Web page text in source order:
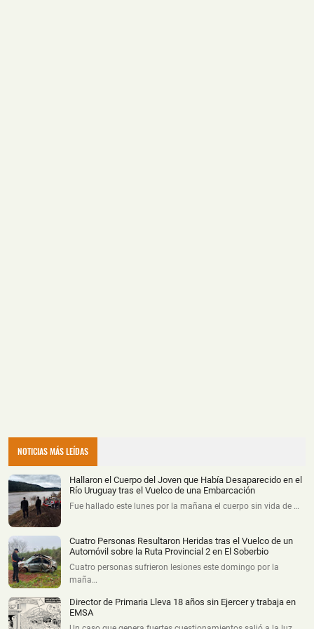
NOTICIAS MÁS LEÍDAS
Hallaron el Cuerpo del Joven que Había Desaparecido en el
Río Uruguay tras el Vuelco de una Embarcación
Fue hallado este lunes por la mañana el cuerpo sin vida de …
Cuatro Personas Resultaron Heridas tras el Vuelco de un
Automóvil sobre la Ruta Provincial 2 en El Soberbio
Cuatro personas sufrieron lesiones este domingo por la
maña…
Director de Primaria Lleva 18 años sin Ejercer y trabaja en
EMSA